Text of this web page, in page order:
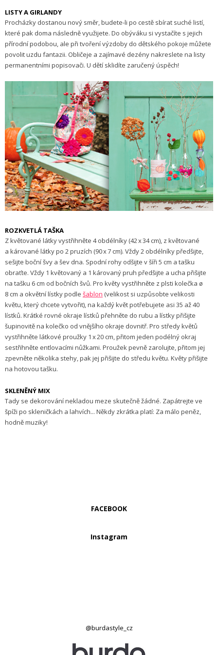
LISTY A GIRLANDY
Procházky dostanou nový směr, budete-li po cestě sbírat suché listí,
které pak doma následně využijete. Do obýváku si vystačíte s jejich
přírodní podobou, ale při tvoření výzdoby do dětského pokoje můžete
povolit uzdu fantazii. Obličeje a zajímavé dezény nakreslete na listy
permanentními popisovači. U dětí sklidíte zaručený úspěch!
ROZKVETLÁ TAŠKA
Z květované látky vystřihněte 4 obdélníky (42 x 34 cm), z květované
a kárované látky po 2 pruzích (90 x 7 cm). Vždy 2 obdélníky předšijte,
sešijte boční švy a šev dna. Spodní rohy odšijte v šíři 5 cm a tašku
obraťte. Vždy 1 květovaný a 1 károvaný pruh předšijte a ucha přišijte
na tašku 6 cm od bočních švů. Pro květy vystřihněte z plsti kolečka ø
8 cm a okvětní lístky podle šablon (velikost si uzpůsobte velikosti
květu, který chcete vytvořit), na každý květ potřebujete asi 35 až 40
lístků. Krátké rovné okraje lístků přehněte do rubu a lístky přišijte
šupinovitě na kolečko od vnějšího okraje dovnitř. Pro středy květů
vystřihněte látkové proužky 1 x 20 cm, přitom jeden podélný okraj
sestřihněte entlovacími nůžkami. Proužek pevně zarolujte, přitom jej
zpevněte několika stehy, pak jej přišijte do středu květu. Květy přišijte
na hotovou tašku.
SKLENĚNÝ MIX
Tady se dekorování nekladou meze skutečně žádné. Zapátrejte ve
špíži po skleničkách a lahvích... Někdy zkrátka platí: Za málo peněz,
hodně muziky!
FACEBOOK
Instagram
@burdastyle_cz